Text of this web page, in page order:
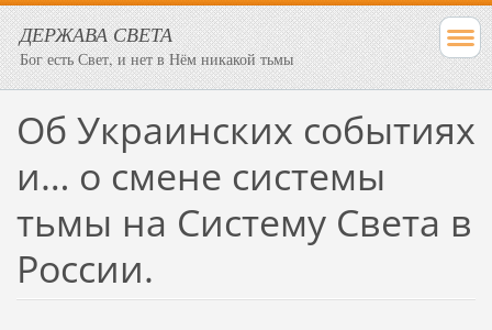
ДЕРЖАВА СВЕТА
Бог есть Свет, и нет в Нём никакой тьмы
Об Украинских событиях
и… о смене системы
тьмы на Систему Света в
России.